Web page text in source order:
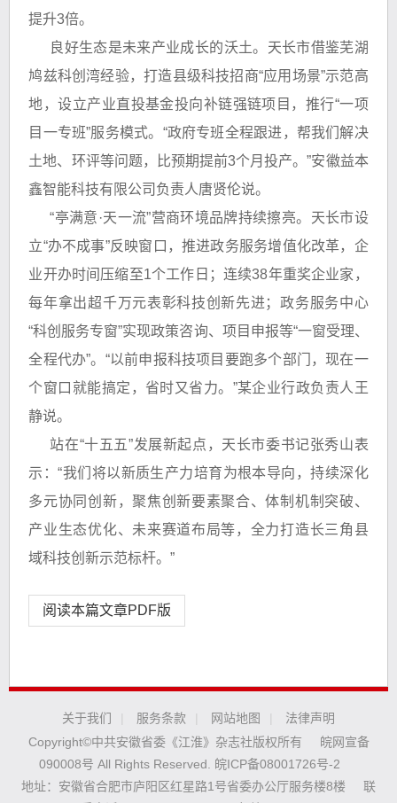
提升3倍。
良好生态是未来产业成长的沃土。天长市借鉴芜湖
鸠兹科创湾经验，打造县级科技招商“应用场景”示范高
地，设立产业直投基金投向补链强链项目，推行“一项
目一专班”服务模式。“政府专班全程跟进，帮我们解决
土地、环评等问题，比预期提前3个月投产。”安徽益本
鑫智能科技有限公司负责人唐贤伦说。
“亭满意·天一流”营商环境品牌持续擦亮。天长市设
立“办不成事”反映窗口，推进政务服务增值化改革，企
业开办时间压缩至1个工作日；连续38年重奖企业家，
每年拿出超千万元表彰科技创新先进；政务服务中心
“科创服务专窗”实现政策咨询、项目申报等“一窗受理、
全程代办”。“以前申报科技项目要跑多个部门，现在一
个窗口就能搞定，省时又省力。”某企业行政负责人王
静说。
站在“十五五”发展新起点，天长市委书记张秀山表
示：“我们将以新质生产力培育为根本导向，持续深化
多元协同创新，聚焦创新要素聚合、体制机制突破、
产业生态优化、未来赛道布局等，全力打造长三角县
域科技创新示范标杆。”
阅读本篇文章PDF版
关于我们 服务条款 网站地图
法律声明
Copyright©中共安徽省委《江淮》杂志社版权所有
皖网宣备
090008号 All Rights Reserved.
皖ICP备08001726号-2
地址：安徽省合肥市庐阳区红星路1号省委办公厅服务楼8楼
联